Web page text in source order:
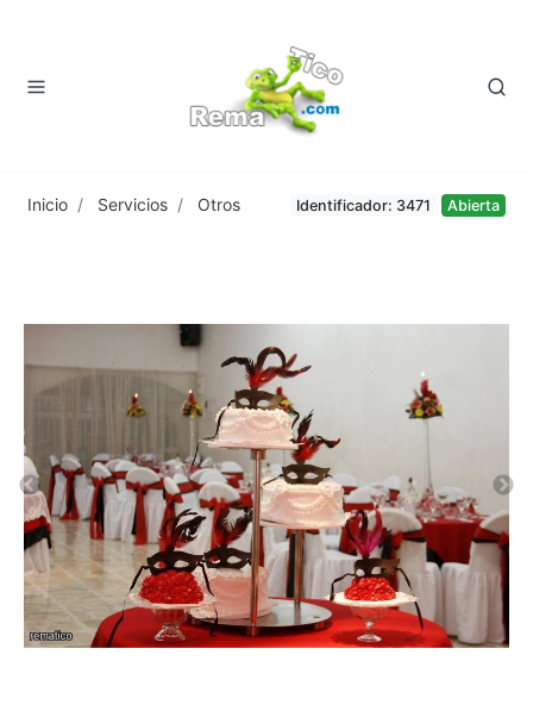
Inicio Servicios Otros Identificador: 3471 Abierta